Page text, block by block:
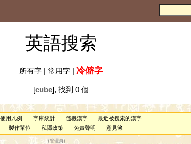
英語搜索
所有字| 常用字| 冷僻字
[cube], 找到 0 個
使用凡例 字庫統計 隨機漢字
最近被搜索的漢字
製作單位 私隱政策 免責聲明 意見簿
（管理員 ）